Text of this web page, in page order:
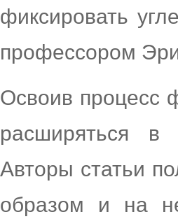
фиксировать
профессором
Освоив процесс
расширяться в
Авторы статьи
образом и на